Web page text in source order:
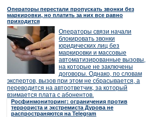
Операторы перестали пропускать звонки без
маркировки, но платить за них все равно
приходится
Операторы связи начали
блокировать звонки
юридических лиц без
маркировки и массовые
автоматизированные вызовы,
на которые не заключены
договоры. Однако, по словам
экспертов, вызов при этом не сбрасывается, а
переводится на автоответчик, за который
взимается плата с абонентов.
Росфинмониторинг: ограничения против
террориста и экстремиста Дурова не
распространяются на Telegram